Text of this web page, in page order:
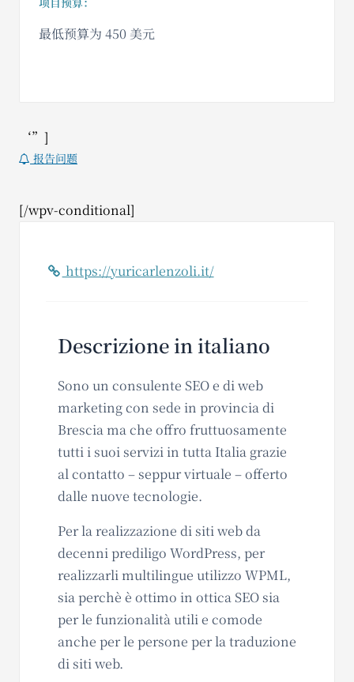
最低预算为 450 美元
‘”]
报告问题
[/wpv-conditional]
https://yuricarlenzoli.it/
Descrizione in italiano
Sono un consulente SEO e di web
marketing con sede in provincia di
Brescia ma che offro fruttuosamente
tutti i suoi servizi in tutta Italia grazie
al contatto – seppur virtuale – offerto
dalle nuove tecnologie.
Per la realizzazione di siti web da
decenni prediligo WordPress, per
realizzarli multilingue utilizzo WPML,
sia perchè è ottimo in ottica SEO sia
per le funzionalità utili e comode
anche per le persone per la traduzione
di siti web.